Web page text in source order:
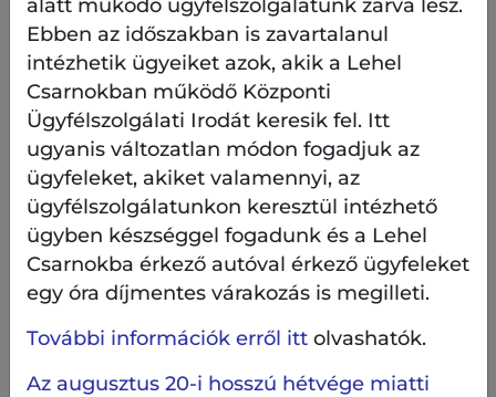
alatt működő ügyfélszolgálatunk zárva lesz.
Ebben az időszakban is zavartalanul
intézhetik ügyeiket azok, akik a Lehel
Csarnokban működő Központi
Ügyfélszolgálati Irodát keresik fel. Itt
ugyanis változatlan módon fogadjuk az
ügyfeleket, akiket valamennyi, az
ügyfélszolgálatunkon keresztül intézhető
ügyben készséggel fogadunk és a Lehel
Csarnokba érkező autóval érkező ügyfeleket
egy óra díjmentes várakozás is megilleti.
További információk erről ittolvashatók.
Az augusztus 20-i hosszú hétvége miatti